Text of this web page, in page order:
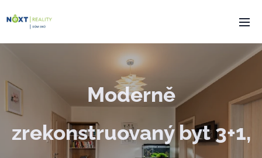
Moderně
zrekonstruovaný byt 3+1,